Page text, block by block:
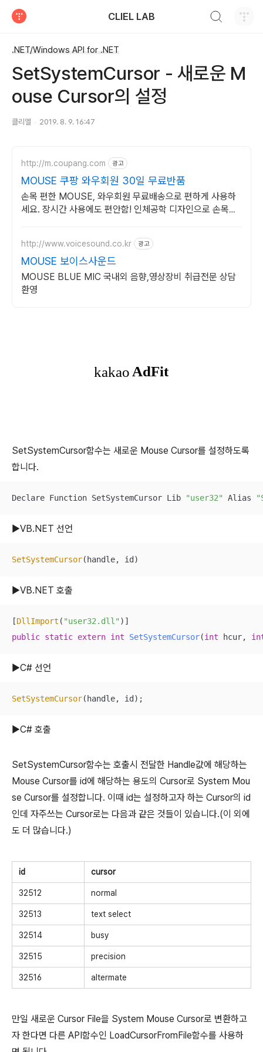
CLIEL LAB
.NET/Windows API for .NET
SetSystemCursor - 새로운 M
ouse Cursor의 설정
클리엘 2019. 8. 9. 16:47
http://m.coupang.com 광고
MOUSE 쿠팡 와우회원 30일 무료반품
손목 편한 MOUSE, 와우회원 무료배송으로 편하게 사용하
세요. 장시간 사용에도 편안함! 인체공학 디자인으로 손목을
http://www.voicesound.co.kr 광고
MOUSE 보이스사운드
MOUSE BLUE MIC 국내외 음향,영상장비 취급전문 상담
환영
SetSystemCursor함수는 새로운 Mouse Cursor를 설정하도록
합니다.
Declare Function SetSystemCursor Lib "user32" Alias
▶VB.NET 선언
SetSystemCursor(handle, id)
▶VB.NET 호출
[DllImport ( "user32.dll"
public static extern int SetSystemCursor(int hcur,
▶C# 선언
SetSystemCursor(handle, id);
▶C# 호출
SetSystemCursor함수는 호출시 전달한 Handle값에 해당하는
Mouse Cursor를 id에 해당하는 용도의 Cursor로 System Mou
se Cursor를 설정합니다. 이때 id는 설정하고자 하는 Cursor의 id
인데 자주쓰는 Cursor로는 다음과 같은 것들이 있습니다.(이 외에
도 더 많습니다.)
id cursor
32512 normal
32513 text select
32514 busy
32515 precision
32516 altermate
만일 새로운 Cursor File을 System Mouse Cursor로 변환하고
자 한다면 다른 API함수인 LoadCursorFromFile함수를 사용하